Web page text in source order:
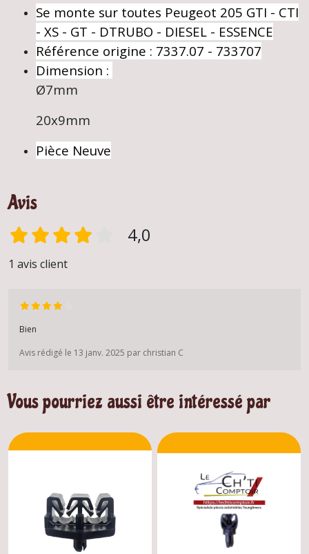
Se monte sur toutes Peugeot 205 GTI - CTI
- XS - GT - DTRUBO - DIESEL - ESSENCE
Référence origine : 7337.07 - 733707
Dimension :
Ø7mm
20x9mm
Pièce Neuve
Avis
4,0
1 avis client
Bien
Avis rédigé le 13 janv. 2025 par christian C
Vous pourriez aussi être intéressé par